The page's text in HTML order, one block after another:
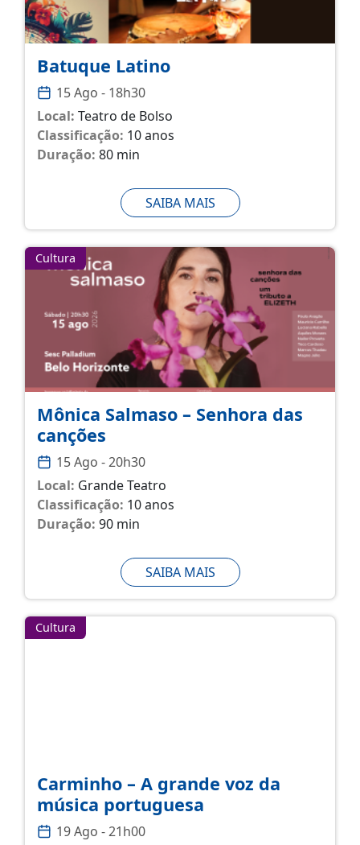
Batuque Latino
15 Ago - 18h30
Local: Teatro de Bolso
Classificação: 10 anos
Duração: 80 min
SAIBA MAIS
Cultura
Mônica Salmaso – Senhora das
canções
15 Ago - 20h30
Local: Grande Teatro
Classificação: 10 anos
Duração: 90 min
SAIBA MAIS
Cultura
Carminho – A grande voz da
música portuguesa
19 Ago - 21h00